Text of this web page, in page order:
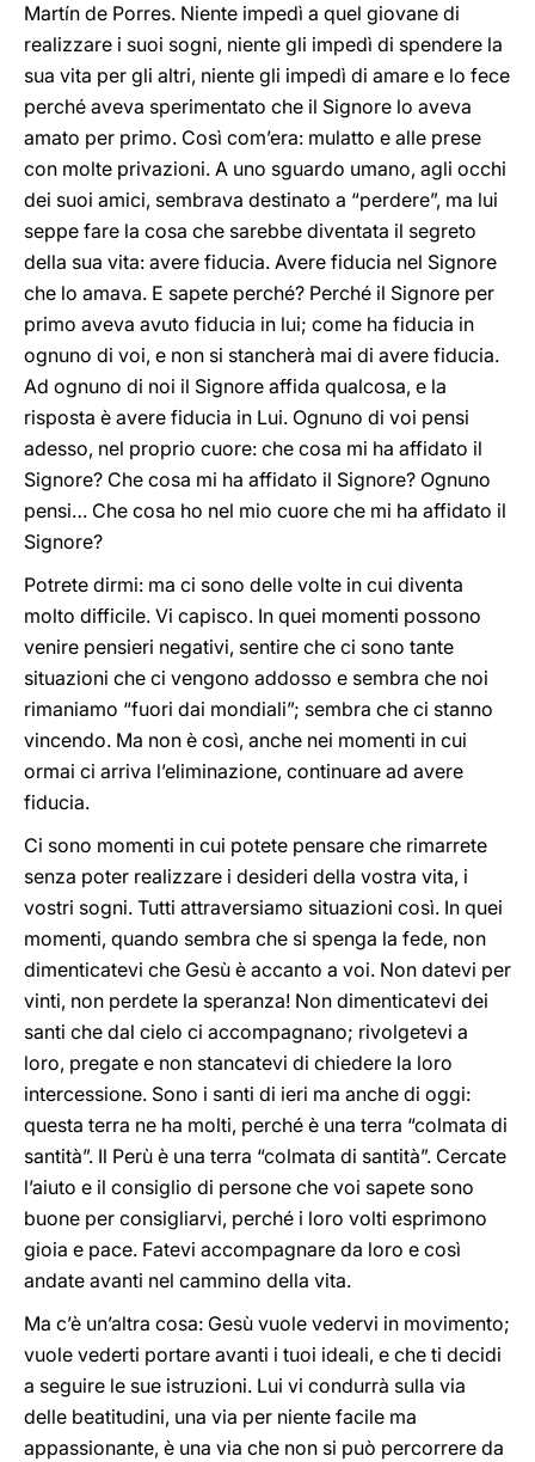
Martín de Porres. Niente impedì a quel giovane di
realizzare i suoi sogni, niente gli impedì di spendere la
sua vita per gli altri, niente gli impedì di amare e lo fece
perché aveva sperimentato che il Signore lo aveva
amato per primo. Così com’era: mulatto e alle prese
con molte privazioni. A uno sguardo umano, agli occhi
dei suoi amici, sembrava destinato a “perdere”, ma lui
seppe fare la cosa che sarebbe diventata il segreto
della sua vita: avere fiducia. Avere fiducia nel Signore
che lo amava. E sapete perché? Perché il Signore per
primo aveva avuto fiducia in lui; come ha fiducia in
ognuno di voi, e non si stancherà mai di avere fiducia.
Ad ognuno di noi il Signore affida qualcosa, e la
risposta è avere fiducia in Lui. Ognuno di voi pensi
adesso, nel proprio cuore: che cosa mi ha affidato il
Signore? Che cosa mi ha affidato il Signore? Ognuno
pensi… Che cosa ho nel mio cuore che mi ha affidato il
Signore?
Potrete dirmi: ma ci sono delle volte in cui diventa
molto difficile. Vi capisco. In quei momenti possono
venire pensieri negativi, sentire che ci sono tante
situazioni che ci vengono addosso e sembra che noi
rimaniamo “fuori dai mondiali”; sembra che ci stanno
vincendo. Ma non è così, anche nei momenti in cui
ormai ci arriva l’eliminazione, continuare ad avere
fiducia.
Ci sono momenti in cui potete pensare che rimarrete
senza poter realizzare i desideri della vostra vita, i
vostri sogni. Tutti attraversiamo situazioni così. In quei
momenti, quando sembra che si spenga la fede, non
dimenticatevi che Gesù è accanto a voi. Non datevi per
vinti, non perdete la speranza! Non dimenticatevi dei
santi che dal cielo ci accompagnano; rivolgetevi a
loro, pregate e non stancatevi di chiedere la loro
intercessione. Sono i santi di ieri ma anche di oggi:
questa terra ne ha molti, perché è una terra “colmata di
santità”. Il Perù è una terra “colmata di santità”. Cercate
l’aiuto e il consiglio di persone che voi sapete sono
buone per consigliarvi, perché i loro volti esprimono
gioia e pace. Fatevi accompagnare da loro e così
andate avanti nel cammino della vita.
Ma c’è un’altra cosa: Gesù vuole vedervi in movimento;
vuole vederti portare avanti i tuoi ideali, e che ti decidi
a seguire le sue istruzioni. Lui vi condurrà sulla via
delle beatitudini, una via per niente facile ma
appassionante, è una via che non si può percorrere da